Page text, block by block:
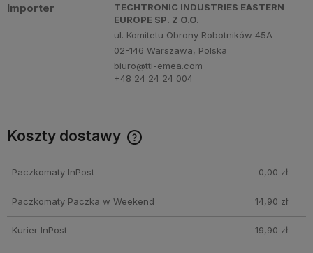
Importer
TECHTRONIC INDUSTRIES EASTERN
EUROPE SP. Z O.O.
ul. Komitetu Obrony Robotników 45A
02-146 Warszawa, Polska
biuro@tti-emea.com
+48 24 24 24 004
Koszty dostawy
Paczkomaty InPost 0,00 zł
Paczkomaty Paczka w Weekend 14,90 zł
Kurier InPost 19,90 zł